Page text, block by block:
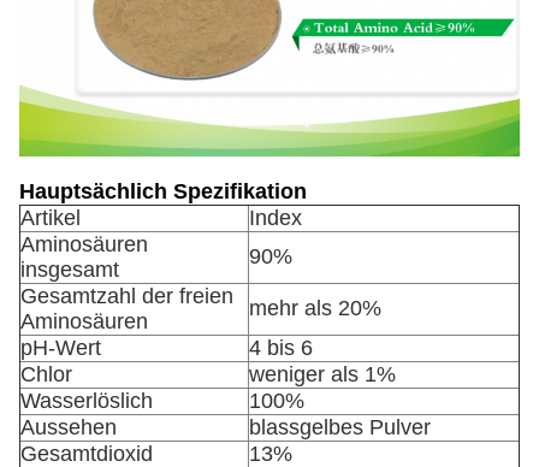
Hauptsächlich Spezifikation
Artikel
Index
Aminosäuren
insgesamt
90%
Gesamtzahl der freien
Aminosäuren
mehr als 20%
pH-Wert
4 bis 6
Chlor
weniger als 1%
Wasserlöslich
100%
Aussehen
blassgelbes Pulver
Gesamtdioxid
13%